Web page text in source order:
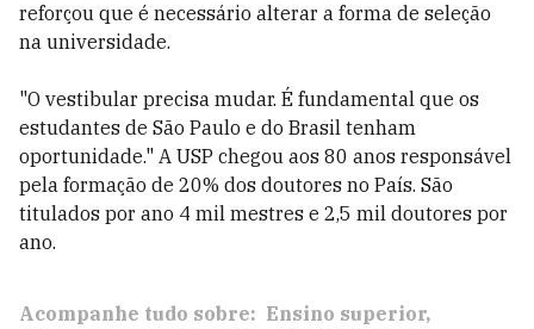
reforçou que é necessário alterar a forma de seleção
na universidade.
"O vestibular precisa mudar. É fundamental que os
estudantes de São Paulo e do Brasil tenham
oportunidade." A USP chegou aos 80 anos responsável
pela formação de 20% dos doutores no País. São
titulados por ano 4 mil mestres e 2,5 mil doutores por
ano.
Acompanhe tudo sobre: Ensino superior